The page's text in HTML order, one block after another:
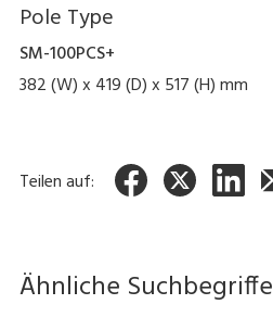
Pole Type
SM-100PCS+
382 (W) x 419 (D) x 517 (H) mm
Teilen auf:
Ähnliche Suchbegriffe